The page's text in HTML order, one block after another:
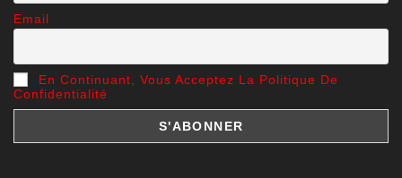
Email
En Continuant, Vous Acceptez La Politique De
Confidentialité